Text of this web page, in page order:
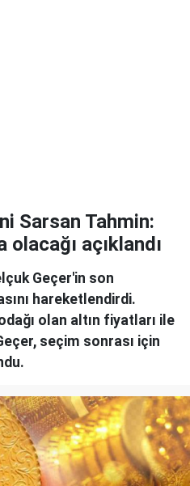
Sarsan Tahmin:
açıklandı
Geçer'in son
hareketlendirdi.
olan altın fiyatları ile
seçim sonrası için